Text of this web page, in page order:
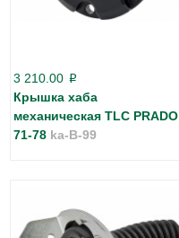
3 210.00 p
Крышка хаба
механическая TLC PRADO
71-78 ka-B-99